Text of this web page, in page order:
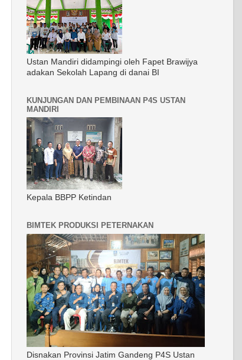
Ustan Mandiri didampingi oleh Fapet Brawijya
adakan Sekolah Lapang di danai BI
KUNJUNGAN DAN PEMBINAAN P4S USTAN
MANDIRI
Kepala BBPP Ketindan
BIMTEK PRODUKSI PETERNAKAN
Disnakan Provinsi Jatim Gandeng P4S Ustan